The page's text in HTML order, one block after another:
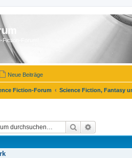
Forum!
Neue Beiträge
Fiction-Forum Science Fiction, Fantasy
Suche